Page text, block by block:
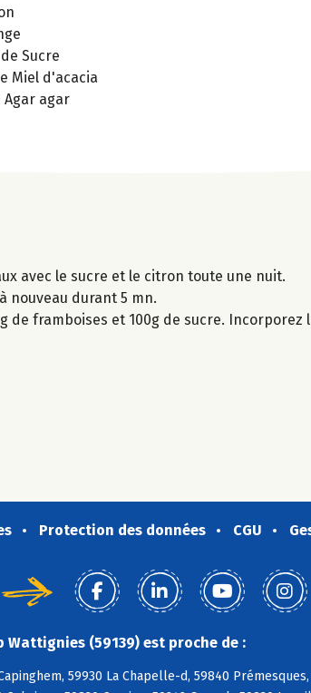
Sucre
Miel d'acacia
Agar agar
avec le sucre et le citron toute une nuit.
nouveau durant 5 mn.
framboises et 100g de sucre. Incorporez
Protection des données CGU
Wattignies (59139) est proche de :
59930 La Chapelle-d, 59840